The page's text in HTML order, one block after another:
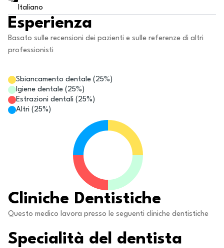
Italiano
Esperienza
Basato sulle recensioni dei pazienti e sulle referenze di altri
professionisti
Sbiancamento dentale ( 25%)
Igiene dentale ( 25%)
Estrazioni dentali ( 25%)
Altri ( 25%)
Cliniche Dentistiche
Questo medico lavora presso le seguenti cliniche dentistiche
Specialità del dentista